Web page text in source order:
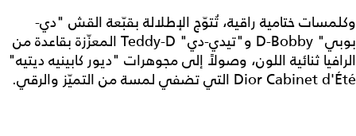
وكلمسات ختامية راقية، تُتوّج الإطلالة بقبّعة القش "دي-
بوبي" D-Bobby و"تيدي-دي" Teddy-D المعزّزة بقاعدة من
الرافيا ثنائية اللون، وصولاً إلى مجوهرات "ديور كابينيه ديتيه"
Dior Cabinet d'Été التي تضفي لمسة من التميّز والرقي.